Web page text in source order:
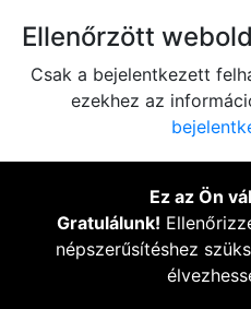
Ellenőrzött
Csak a bejelentkezett
ezekhez az
Ez az Ön
Gratulálunk!
népszerűsítéshez